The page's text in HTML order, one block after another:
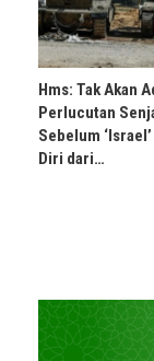
Hms: Tak Akan
Perlucutan
Sebelum
Diri dari…